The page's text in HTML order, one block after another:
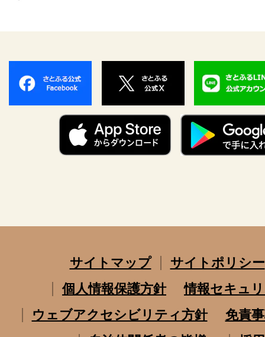
サイトマップ
サイトポリシー
個人情報保護方針
情報セキュ
ウェブアクセシビリティ方針
免責